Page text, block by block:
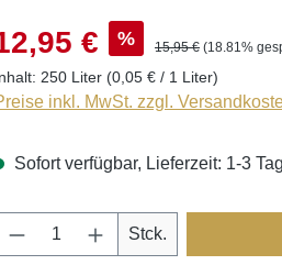
€ % 15,95 € (18.81%
250 Liter (0,05 € / 1 Liter)
inkl. MwSt. zzgl.
Sofort verfügbar, Lieferzeit: 1-3
Produkt Anzahl: Gib
Stck.